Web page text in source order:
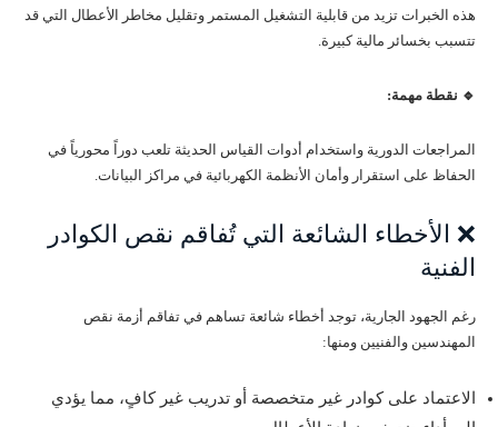
هذه الخبرات تزيد من قابلية التشغيل المستمر وتقليل مخاطر الأعطال التي قد
تتسبب بخسائر مالية كبيرة.
🔹 نقطة مهمة:
المراجعات الدورية واستخدام أدوات القياس الحديثة تلعب دوراً محورياً في
الحفاظ على استقرار وأمان الأنظمة الكهربائية في مراكز البيانات.
❌ الأخطاء الشائعة التي تُفاقم نقص الكوادر
الفنية
رغم الجهود الجارية، توجد أخطاء شائعة تساهم في تفاقم أزمة نقص
المهندسين والفنيين ومنها:
الاعتماد على كوادر غير متخصصة أو تدريب غير كافٍ، مما يؤدي